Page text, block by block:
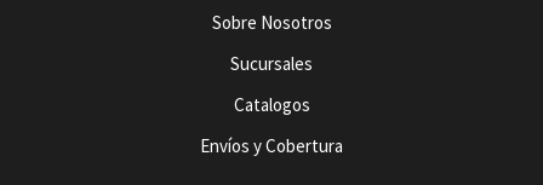
Sobre Nosotros
Sucursales
Catalogos
Envíos y Cobertura